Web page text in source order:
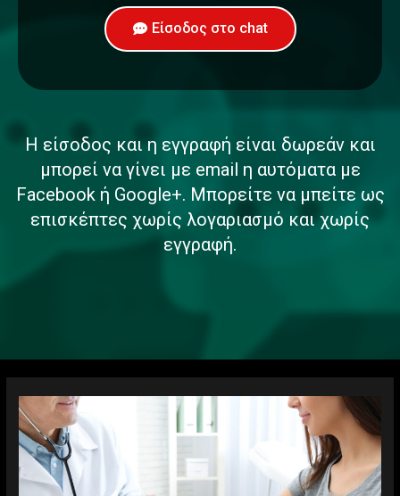
Είσοδος στο chat
Η είσοδος και η εγγραφή είναι δωρεάν και
μπορεί να γίνει με email η αυτόματα με
Facebook ή Google+. Μπορείτε να μπείτε ως
επισκέπτες χωρίς λογαριασμό και χωρίς
εγγραφή.